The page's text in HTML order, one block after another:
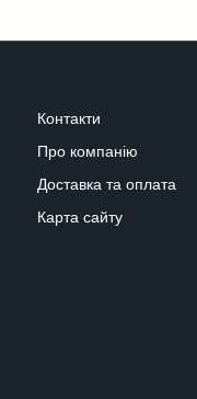
Контакти
Про компанію
Доставка та оплата
Карта сайту